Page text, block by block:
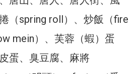
（spring roll）、炒飯（fire
mein）、芙蓉（蝦）蛋
蛋、臭豆腐、麻將